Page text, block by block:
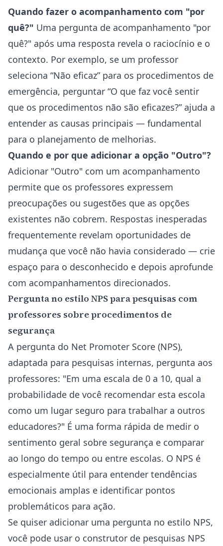
Quando fazer o acompanhamento com "por
quê?" Uma pergunta de acompanhamento "por
quê?" após uma resposta revela o raciocínio e o
contexto. Por exemplo, se um professor
seleciona “Não eficaz” para os procedimentos de
emergência, perguntar “O que faz você sentir
que os procedimentos não são eficazes?” ajuda a
entender as causas principais — fundamental
para o planejamento de melhorias.
Quando e por que adicionar a opção "Outro"?
Adicionar "Outro" com um acompanhamento
permite que os professores expressem
preocupações ou sugestões que as opções
existentes não cobrem. Respostas inesperadas
frequentemente revelam oportunidades de
mudança que você não havia considerado — crie
espaço para o desconhecido e depois aprofunde
com acompanhamentos direcionados.
Pergunta no estilo NPS para pesquisas com
professores sobre procedimentos de
segurança
A pergunta do Net Promoter Score (NPS),
adaptada para pesquisas internas, pergunta aos
professores: "Em uma escala de 0 a 10, qual a
probabilidade de você recomendar esta escola
como um lugar seguro para trabalhar a outros
educadores?" É uma forma rápida de medir o
sentimento geral sobre segurança e comparar
ao longo do tempo ou entre escolas. O NPS é
especialmente útil para entender tendências
emocionais amplas e identificar pontos
problemáticos para ação.
Se quiser adicionar uma pergunta no estilo NPS,
você pode usar o construtor de pesquisas NPS